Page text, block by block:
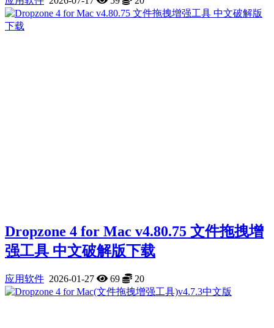
Dropzone 4 for Mac v4.80.75 文件拖拽增
强工具 中文破解版下载
应用软件 2026-01-27 69 20